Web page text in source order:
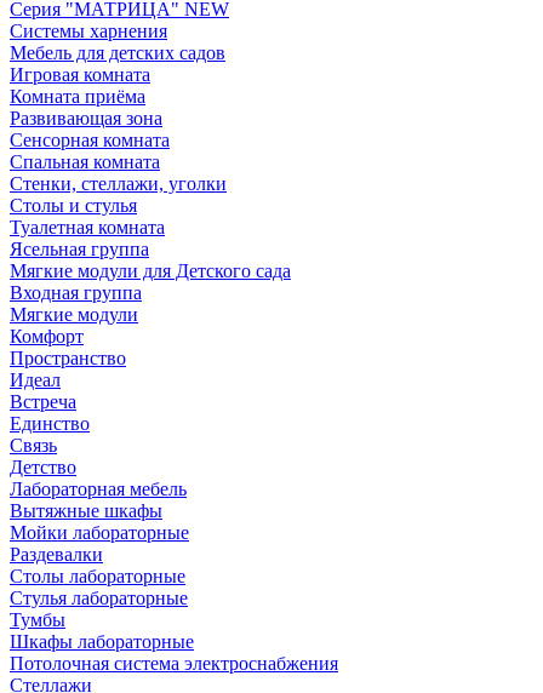
Серия "МАТРИЦА" NEW
Системы харнения
Мебель для детских садов
Игровая комната
Комната приёма
Развивающая зона
Сенсорная комната
Спальная комната
Стенки, стеллажи, уголки
Столы и стулья
Туалетная комната
Ясельная группа
Мягкие модули для Детского сада
Входная группа
Мягкие модули
Комфорт
Пространство
Идеал
Встреча
Единство
Связь
Детство
Лабораторная мебель
Вытяжные шкафы
Мойки лабораторные
Раздевалки
Столы лабораторные
Стулья лабораторные
Тумбы
Шкафы лабораторные
Потолочная система электроснабжения
Стеллажи